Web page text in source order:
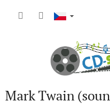
Mark Twain